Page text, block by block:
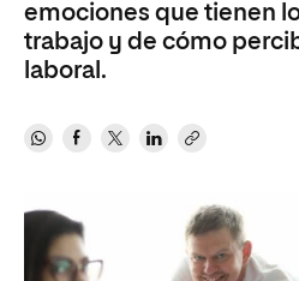
emociones que tienen
trabajo y de cómo
laboral.